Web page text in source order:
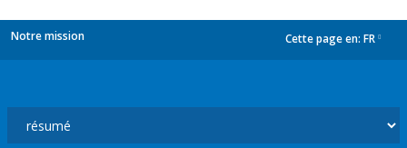
Notre mission Cette page en: FR